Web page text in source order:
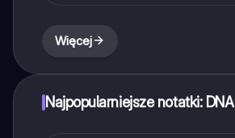
Więcej
Najpopularniejsze notatki: DNA